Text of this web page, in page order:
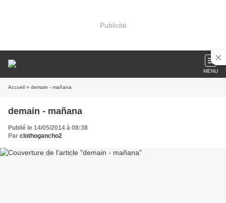
Publicité
MENU
Accueil » demain - mañana
demain - mañana
Publié le 14/05/2014 à 08:38
Par clothogancho2